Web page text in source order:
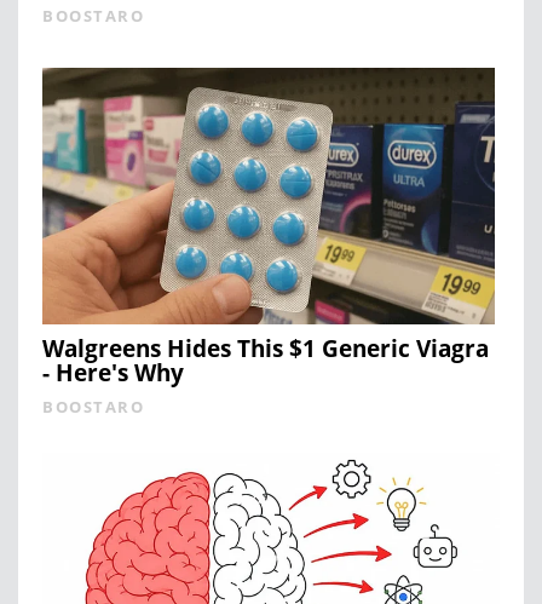
BOOSTARO
Walgreens Hides This $1 Generic Viagra
- Here's Why
BOOSTARO